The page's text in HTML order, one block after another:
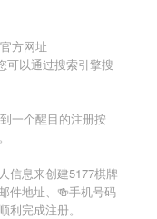
方网址
可以通过搜索引擎搜
一个醒目的注册按
信息来创建5177棋牌
件地址、🍻手机号码
完成注册。